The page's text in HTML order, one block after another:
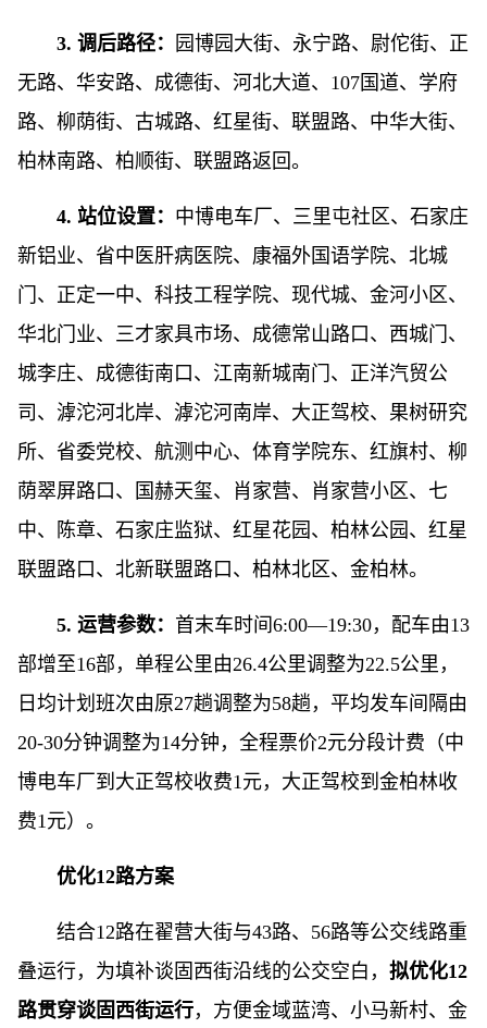
3. 调后路径：
园博园大街、永宁路、尉佗街、正
无路、华安路、成德街、河北大道、107国道、学府
路、柳荫街、古城路、红星街、联盟路、中华大街、
柏林南路、柏顺街、联盟路返回。
4. 站位设置： 中博电车厂、三里屯社区、石家庄
新铝业、省中医肝病医院、康福外国语学院、北城
门、正定一中、科技工程学院、现代城、金河小区、
华北门业、三才家具市场、成德常山路口、西城门、
城李庄、成德街南口、江南新城南门、正洋汽贸公
司、滹沱河北岸、滹沱河南岸、大正驾校、果树研究
所、省委党校、航测中心、体育学院东、红旗村、柳
荫翠屏路口、国赫天玺、肖家营、肖家营小区、七
中、陈章、石家庄监狱、红星花园、柏林公园、红星
联盟路口、北新联盟路口、柏林北区、金柏林。
5. 运营参数： 首末车时间6:00—19:30，配车由13
部增至16部，单程公里由26.4公里调整为22.5公里，
日均计划班次由原27趟调整为58趟，平均发车间隔由
20-30分钟调整为14分钟，全程票价2元分段计费（中
博电车厂到大正驾校收费1元，大正驾校到金柏林收
费1元）。
优化12路方案
结合12路在翟营大街与43路、56路等公交线路重
叠运行，为填补谈固西街沿线的公交空白， 拟优化12
路贯穿谈固西街运行，方便金域蓝湾、小马新村、金